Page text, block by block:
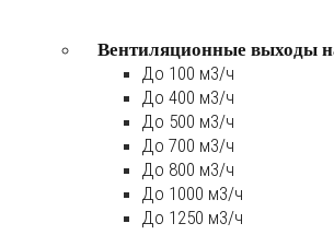
Вентиляционные выходы
До 100 м3/ч
До 400 м3/ч
До 500 м3/ч
До 700 м3/ч
До 800 м3/ч
До 1000 м3/ч
До 1250 м3/ч